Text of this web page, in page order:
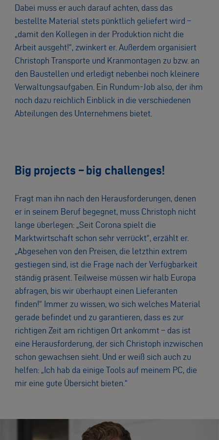
Dabei muss er auch darauf achten, dass das
bestellte Material stets pünktlich geliefert wird –
„damit den Kollegen in der Produktion nicht die
Arbeit ausgeht!“, zwinkert er. Außerdem organisiert
Christoph Transporte und Kranmontagen zu bzw. an
den Baustellen und erledigt nebenbei noch kleinere
Verwaltungsaufgaben. Ein Rundum-Job also, der ihm
noch dazu reichlich Einblick in die verschiedenen
Abteilungen des Unternehmens bietet.
Big projects – big challenges!
Fragt man ihn nach den Herausforderungen, denen
er in seinem Beruf begegnet, muss Christoph nicht
lange überlegen: „Seit Corona spielt die
Marktwirtschaft schon sehr verrückt“, erzählt er.
„Abgesehen von den Preisen, die letzthin extrem
gestiegen sind, ist die Frage nach der Verfügbarkeit
ständig präsent. Teilweise müssen wir halb Europa
abfragen, bis wir überhaupt einen Lieferanten
finden!“ Immer zu wissen, wo sich welches Material
gerade befindet und zu garantieren, dass es zur
richtigen Zeit am richtigen Ort ankommt – das ist
eine Herausforderung, der sich Christoph inzwischen
schon gewachsen sieht. Und er weiß sich auch zu
helfen: „Ich hab da einige Tools auf meinem PC, die
mir eine gute Übersicht bieten.“